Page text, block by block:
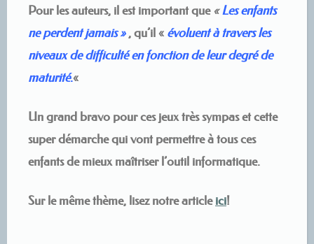
Pour les auteurs, il est important que«Les enfants
ne perdent jamais » , qu’il « évoluent à travers les
niveaux de difficulté en fonction de leur degré de
maturité.«
Un grand bravo pour ces jeux très sympas et cette
super démarche qui vont permettre à tous ces
enfants de mieux maîtriser l’outil informatique.
Sur le même thème, lisez notre articleici!